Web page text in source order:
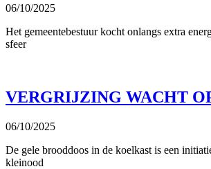
06/10/2025
Het gemeentebestuur kocht onlangs extra
sfeer
VERGRIJZING WACHT
06/10/2025
De gele brooddoos in de koelkast is een
kleinood